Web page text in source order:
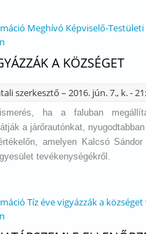
Meghívó Képviselő-
A KÖZSÉGET
szerkesztő – 2016. jún. 7., k. -
ha a faluban
a járőrautónkat,
amelyen Kalcsó
tevékenységékről.
Tíz éve vigyázzák a